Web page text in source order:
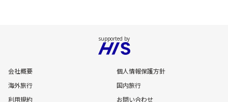
会社概要
個人情報保護方針
海外旅行
国内旅行
利用規約
お問い合わせ